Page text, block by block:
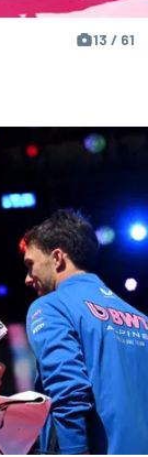
13 / 61